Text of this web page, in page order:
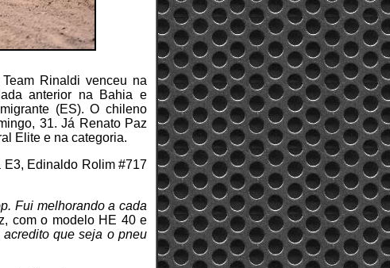
Rinaldi venceu na
anterior na Bahia e
(ES). O chileno
31. Já Renato Paz
Elite e na categoria.
E3, Edinaldo Rolim #717
Fui melhorando a cada
com o modelo HE 40 e
que seja o pneu